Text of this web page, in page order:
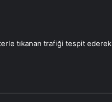
tıkanan trafiği tespit ederek